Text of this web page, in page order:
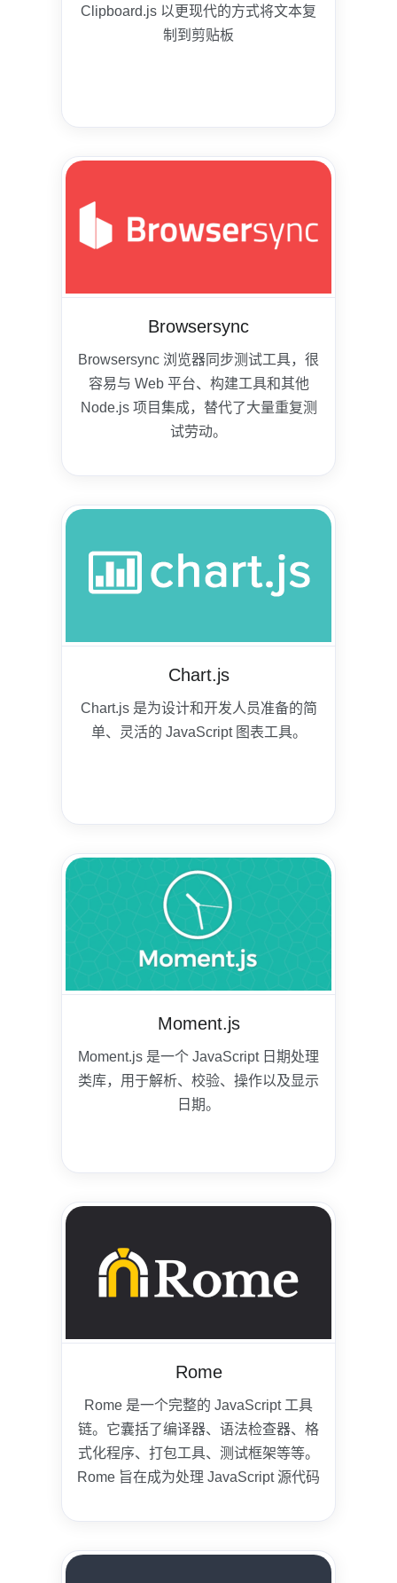
Clipboard.js 以更现代的方式将文本复
制到剪贴板
Browsersync
Browsersync 浏览器同步测试工具，很
容易与 Web 平台、构建工具和其他
Node.js 项目集成，替代了大量重复测
试劳动。
Chart.js
Chart.js 是为设计和开发人员准备的简
单、灵活的 JavaScript 图表工具。
Moment.js
Moment.js 是一个 JavaScript 日期处理
类库，用于解析、校验、操作以及显示
日期。
Rome
Rome 是一个完整的 JavaScript 工具
链。它囊括了编译器、语法检查器、格
式化程序、打包工具、测试框架等等。
Rome 旨在成为处理 JavaScript 源代码
Sebastian McKenzie，同时也是Babel
和Yarn的作者。